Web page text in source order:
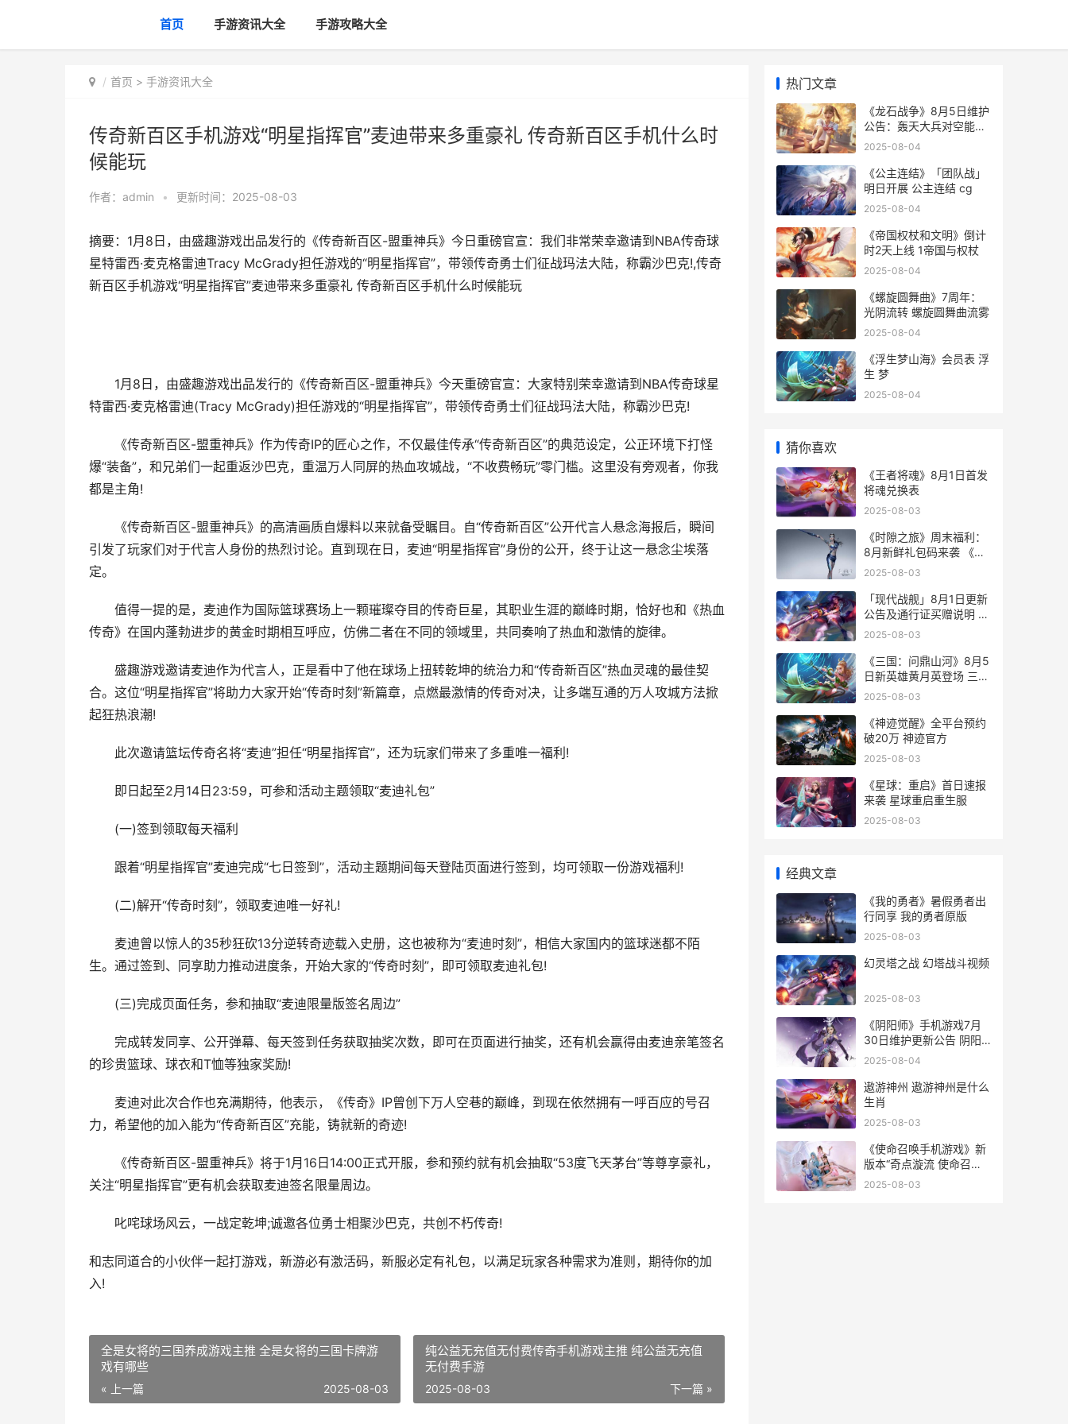
首页 手游资讯大全 手游攻略大全
首页 > 手游资讯大全
传奇新百区手机游戏“明星指挥官”麦迪带来多重豪礼 传奇新百区手机什么时
候能玩
作者： admin • 更新时间：2025-08-03
摘要：1月8日，由盛趣游戏出品发行的《传奇新百区-盟重神兵》今日重磅官宣：我们非常荣幸邀请到NBA传奇球
星特雷西·麦克格雷迪Tracy McGrady担任游戏的“明星指挥官”，带领传奇勇士们征战玛法大陆，称霸沙巴克!,传奇
新百区手机游戏“明星指挥官”麦迪带来多重豪礼 传奇新百区手机什么时候能玩
1月8日，由盛趣游戏出品发行的《传奇新百区-盟重神兵》今天重磅官宣：大家特别荣幸邀请到NBA传奇球星
特雷西·麦克格雷迪(Tracy McGrady)担任游戏的“明星指挥官”，带领传奇勇士们征战玛法大陆，称霸沙巴克!
《传奇新百区-盟重神兵》作为传奇IP的匠心之作，不仅最佳传承“传奇新百区”的典范设定，公正环境下打怪
爆“装备”，和兄弟们一起重返沙巴克，重温万人同屏的热血攻城战，“不收费畅玩”零门槛。这里没有旁观者，你我
都是主角!
《传奇新百区-盟重神兵》的高清画质自爆料以来就备受瞩目。自“传奇新百区”公开代言人悬念海报后，瞬间
引发了玩家们对于代言人身份的热烈讨论。直到现在日，麦迪“明星指挥官”身份的公开，终于让这一悬念尘埃落
定。
值得一提的是，麦迪作为国际篮球赛场上一颗璀璨夺目的传奇巨星，其职业生涯的巅峰时期，恰好也和《热血
传奇》在国内蓬勃进步的黄金时期相互呼应，仿佛二者在不同的领域里，共同奏响了热血和激情的旋律。
盛趣游戏邀请麦迪作为代言人，正是看中了他在球场上扭转乾坤的统治力和“传奇新百区”热血灵魂的最佳契
合。这位“明星指挥官”将助力大家开始“传奇时刻”新篇章，点燃最激情的传奇对决，让多端互通的万人攻城方法掀
起狂热浪潮!
此次邀请篮坛传奇名将“麦迪”担任“明星指挥官”，还为玩家们带来了多重唯一福利!
即日起至2月14日23:59，可参和活动主题领取“麦迪礼包”
(一)签到领取每天福利
跟着“明星指挥官”麦迪完成“七日签到”，活动主题期间每天登陆页面进行签到，均可领取一份游戏福利!
(二)解开“传奇时刻”，领取麦迪唯一好礼!
麦迪曾以惊人的35秒狂砍13分逆转奇迹载入史册，这也被称为“麦迪时刻”，相信大家国内的篮球迷都不陌
生。通过签到、同享助力推动进度条，开始大家的“传奇时刻”，即可领取麦迪礼包!
(三)完成页面任务，参和抽取“麦迪限量版签名周边”
完成转发同享、公开弹幕、每天签到任务获取抽奖次数，即可在页面进行抽奖，还有机会赢得由麦迪亲笔签名
的珍贵篮球、球衣和T恤等独家奖励!
麦迪对此次合作也充满期待，他表示，《传奇》IP曾创下万人空巷的巅峰，到现在依然拥有一呼百应的号召
力，希望他的加入能为“传奇新百区”充能，铸就新的奇迹!
《传奇新百区-盟重神兵》将于1月16日14:00正式开服，参和预约就有机会抽取“53度飞天茅台”等尊享豪礼，
关注“明星指挥官”更有机会获取麦迪签名限量周边。
叱咤球场风云，一战定乾坤;诚邀各位勇士相聚沙巴克，共创不朽传奇!
和志同道合的小伙伴一起打游戏，新游必有激活码，新服必定有礼包，以满足玩家各种需求为准则，期待你的加
入!
全是女将的三国养成游戏主推 全是女将的三国卡牌游
戏有哪些
« 上一篇 2025-08-03
纯公益无充值无付费传奇手机游戏主推 纯公益无充值
无付费手游
下一篇 »
2025-08-03
热门文章
《龙石战争》8月5日维护
公告：轰天大兵对空能力
增强 《龙石战争》手游今
2025-08-04
《公主连结》「团队战」
明日开展 公主连结 cg
2025-08-04
《帝国权杖和文明》倒计
时2天上线 1帝国与权杖
2025-08-04
《螺旋圆舞曲》7周年：
光阴流转 螺旋圆舞曲流雾
2025-08-04
《浮生梦山海》会员表 浮
生 梦
2025-08-04
猜你喜欢
《王者将魂》8月1日首发
将魂兑换表
2025-08-03
《时隙之旅》周末福利：
8月新鲜礼包码来袭 《时
间之旅》
2025-08-03
「现代战舰」8月1日更新
公告及通行证买赠说明 现
代战舰wg
2025-08-03
《三国：问鼎山河》8月5
日新英雄黄月英登场 三国
问鼎山河破解版
2025-08-03
《神迹觉醒》全平台预约
破20万 神迹官方
2025-08-03
《星球：重启》首日速报
来袭 星球重启重生服
2025-08-03
经典文章
《我的勇者》暑假勇者出
行同享 我的勇者原版
2025-08-03
幻灵塔之战 幻塔战斗视频
2025-08-03
《阴阳师》手机游戏7月
30日维护更新公告 阴阳
师手机号换了怎么找回账
2025-08-04
遨游神州 遨游神州是什么
生肖
2025-08-03
《使命召唤手机游戏》新
版本“奇点漩流 使命召唤
手游手机
2025-08-03